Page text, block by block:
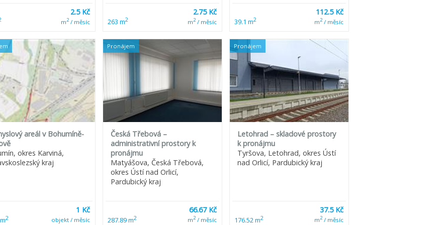
2.5 Kč
m2/ měsíc 263 m2
2.75 Kč
m2/ měsíc 39.1 m2
112.5 Kč
m2/ měsíc
areál v Bohumíně-
okres Karviná,
kraj
2
1 Kč
objekt / měsíc
Pronájem
Česká Třebová –
administrativní prostory k
pronájmu
Matyášova, Česká Třebová,
okres Ústí nad Orlicí,
Pardubický kraj
287.89 m2
66.67 Kč
m2/ měsíc
Pronájem
Letohrad – skladové prostory
k pronájmu
Tyršova, Letohrad, okres Ústí
nad Orlicí, Pardubický kraj
176.52 m2
37.5 Kč
m2/ měsíc